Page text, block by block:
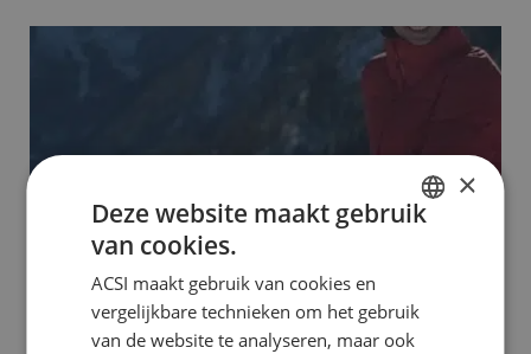
gebruiken, waarvoor dan ook,
ACSI PUBLISHING
Dilek: van klantenservice tot
ACSI Awards
FRENCH
×
Deze website maakt gebruik
van cookies.
ACSI maakt gebruik van cookies en
vergelijkbare technieken om het gebruik
van de website te analyseren, maar ook